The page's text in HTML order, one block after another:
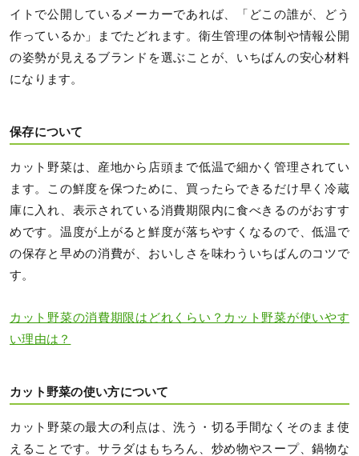
イトで公開しているメーカーであれば、「どこの誰が、どう
作っているか」までたどれます。衛生管理の体制や情報公開
の姿勢が見えるブランドを選ぶことが、いちばんの安心材料
になります。
保存について
カット野菜は、産地から店頭まで低温で細かく管理されてい
ます。この鮮度を保つために、買ったらできるだけ早く冷蔵
庫に入れ、表示されている消費期限内に食べきるのがおすす
めです。温度が上がると鮮度が落ちやすくなるので、低温で
の保存と早めの消費が、おいしさを味わういちばんのコツで
す。
カット野菜の消費期限はどれくらい？カット野菜が使いやす
い理由は？
カット野菜の使い方について
カット野菜の最大の利点は、洗う・切る手間なくそのまま使
えることです。サラダはもちろん、炒め物やスープ、鍋物な